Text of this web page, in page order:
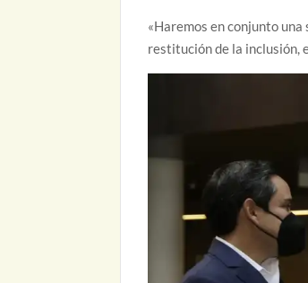
«Haremos en conjunto
restitución de la inclusión,